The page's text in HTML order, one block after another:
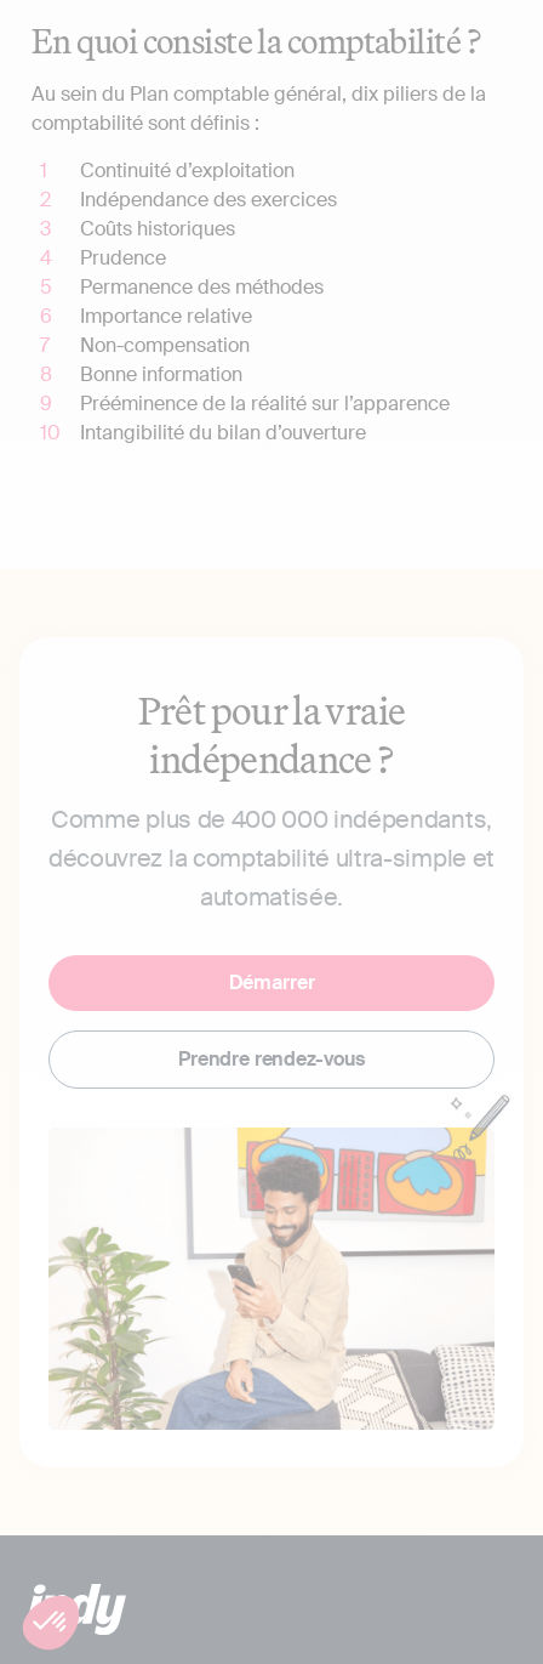
En quoi consiste la comptabilité ?
Au sein du Plan comptable général, dix piliers de la
comptabilité sont définis :
Continuité d’exploitation
Indépendance des exercices
Coûts historiques
Prudence
Permanence des méthodes
Importance relative
Non-compensation
Bonne information
Prééminence de la réalité sur l’apparence
Intangibilité du bilan d’ouverture
Prêt pour la vraie
indépendance ?
Comme plus de 400 000 indépendants,
découvrez la comptabilité ultra-simple et
automatisée.
Démarrer
Prendre rendez-vous